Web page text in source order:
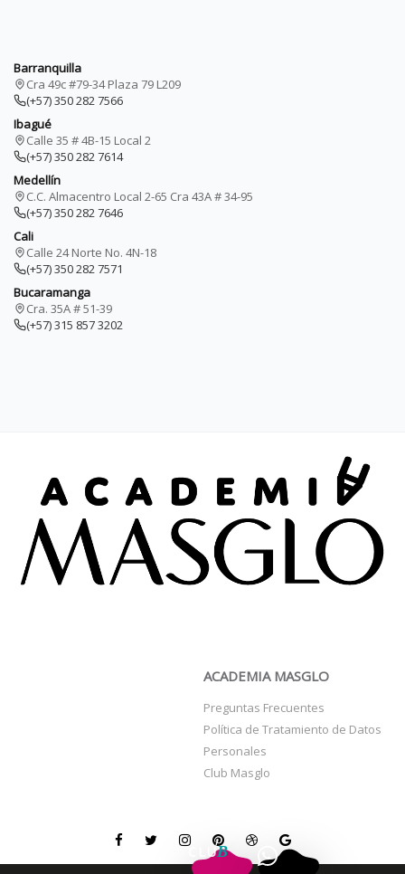
C UB
Barranquilla
Cra 49c #79-34 Plaza 79 L209
(+57) 350 282 7566
Ibagué
Calle 35 # 4B-15 Local 2
(+57) 350 282 7614
Medellín
C.C. Almacentro Local 2-65 Cra 43A # 34-95
(+57) 350 282 7646
Cali
Calle 24 Norte No. 4N-18
(+57) 350 282 7571
Bucaramanga
Cra. 35A # 51-39
(+57) 315 857 3202
ACADEMIA MASGLO
Preguntas Frecuentes
Política de Tratamiento de Datos
Personales
Club Masglo